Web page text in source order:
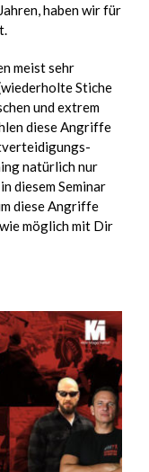
haben wir für
meist sehr
Stiche
und extrem
diese Angriffe
natürlich nur
diesem Seminar
diese Angriffe
möglich mit Dir